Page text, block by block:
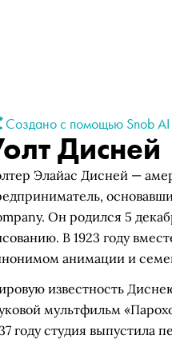
Создано с помощью Snob AI
Дисней
Элайас Дисней —
Он родился 5
В 1923 году
анимации и
известность
мультфильм
году студия